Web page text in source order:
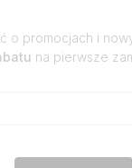
o promocjach i
na pierwsze